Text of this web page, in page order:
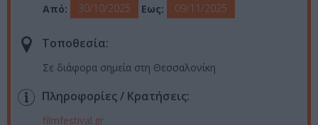
Από: 30/10/2025 Εως: 09/11/2025
Τοποθεσία:
Σε διάφορα σημεία στη Θεσσαλονίκη
Πληροφορίες / Κρατήσεις:
filmfestival.gr